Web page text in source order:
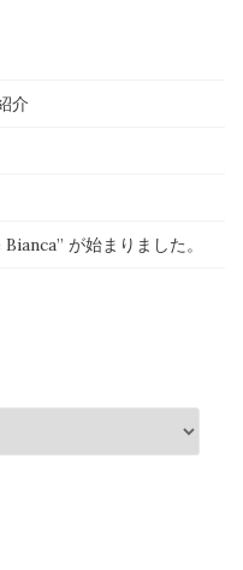
介
が始まりました。